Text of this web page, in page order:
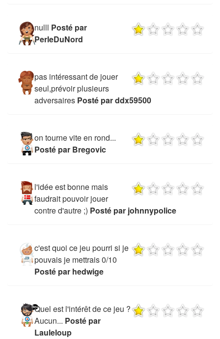
nulll Posté par
PerleDuNord
pas intéressant de jouer
seul,prévoir plusieurs
adversaires Posté par ddx59500
on tourne vite en rond...
Posté par Bregovic
l'idée est bonne mais
faudrait pouvoir jouer
contre d'autre ;) Posté par johnnypolice
c'est quoi ce jeu pourri si je
pouvais je mettrais 0/10
Posté par hedwige
Quel est l'intérêt de ce jeu ?
Aucun... Posté par
Lauleloup